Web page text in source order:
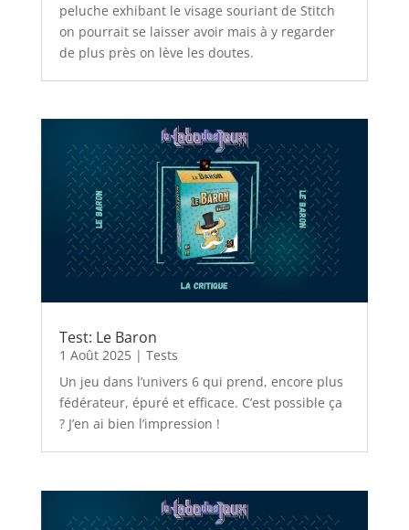
peluche exhibant le visage souriant de Stitch
on pourrait se laisser avoir mais à y regarder
de plus près on lève les doutes.
Test: Le Baron
1 Août 2025| Tests
Un jeu dans l’univers 6 qui prend, encore plus
fédérateur, épuré et efficace. C’est possible ça
? J’en ai bien l’impression !